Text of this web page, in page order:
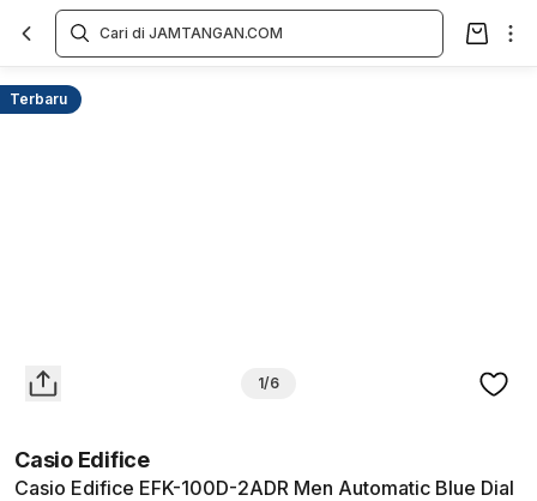
Terbaru
1/6
Casio Edifice
Casio Edifice EFK-100D-2ADR Men Automatic Blue Dial
Overview